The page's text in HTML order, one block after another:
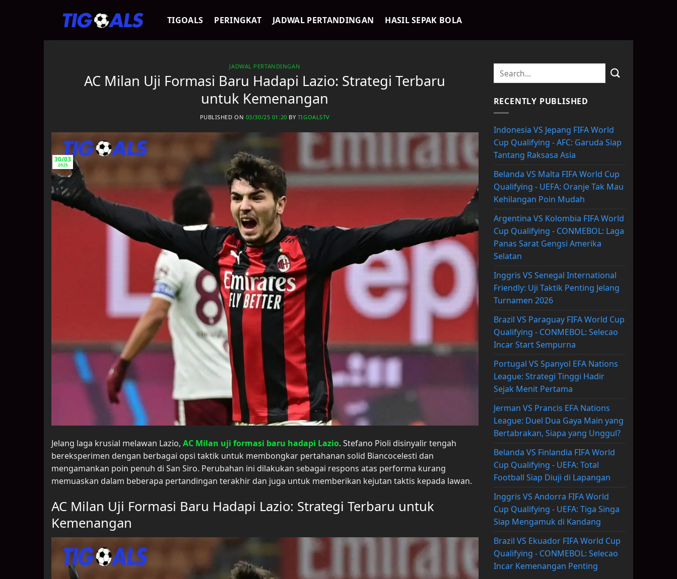
TIGOALS PERINGKAT JADWAL PERTANDINGAN HASIL SEPAK BOLA
JADWAL PERTANDINGAN
AC Milan Uji Formasi Baru Hadapi Lazio: Strategi Terbaru
untuk Kemenangan
PUBLISHED ON 03/30/25 01:20 BY TIGOALSTV
30/03
2025
Jelang laga krusial melawan Lazio, AC Milan uji formasi baru hadapi Lazio. Stefano Pioli disinyalir tengah
bereksperimen dengan berbagai opsi taktik untuk membongkar pertahanan solid Biancocelesti dan
mengamankan poin penuh di San Siro. Perubahan ini dilakukan sebagai respons atas performa kurang
memuaskan dalam beberapa pertandingan terakhir dan juga untuk memberikan kejutan taktis kepada lawan.
AC Milan Uji Formasi Baru Hadapi Lazio: Strategi Terbaru untuk
Kemenangan
RECENTLY PUBLISHED
Indonesia VS Jepang FIFA World
Cup Qualifying - AFC: Garuda Siap
Tantang Raksasa Asia
Belanda VS Malta FIFA World Cup
Qualifying - UEFA: Oranje Tak Mau
Kehilangan Poin Mudah
Argentina VS Kolombia FIFA World
Cup Qualifying - CONMEBOL: Laga
Panas Sarat Gengsi Amerika
Selatan
Inggris VS Senegal International
Friendly: Uji Taktik Penting Jelang
Turnamen 2026
Brazil VS Paraguay FIFA World Cup
Qualifying - CONMEBOL: Selecao
Incar Start Sempurna
Portugal VS Spanyol EFA Nations
League: Strategi Tinggi Hadir
Sejak Menit Pertama
Jerman VS Prancis EFA Nations
League: Duel Dua Gaya Main yang
Bertabrakan, Siapa yang Unggul?
Belanda VS Finlandia FIFA World
Cup Qualifying - UEFA: Total
Football Siap Diuji di Lapangan
Inggris VS Andorra FIFA World
Cup Qualifying - UEFA: Tiga Singa
Siap Mengamuk di Kandang
Brazil VS Ekuador FIFA World Cup
Qualifying - CONMEBOL: Selecao
Incar Kemenangan Penting